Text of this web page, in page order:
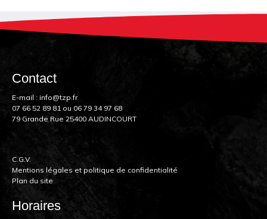
Contact
E-mail : info@tzp.fr
07 66 52 89 81 ou 06 79 34 97 68
79 Grande Rue 25400 AUDINCOURT
C.G.V.
Mentions légales et politique de confidentialité
Plan du site
Horaires